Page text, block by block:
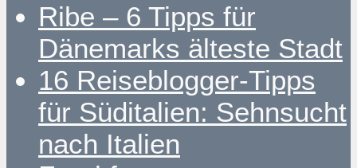
Ribe – 6 Tipps für
Dänemarks älteste Stadt
16 Reiseblogger-Tipps
für Süditalien: Sehnsucht
nach Italien